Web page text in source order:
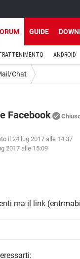
GUIDE
ANDROID
Chat
Facebook
il 24 lug 2017 alle 14:37
2017 alle 15:09
ma il link